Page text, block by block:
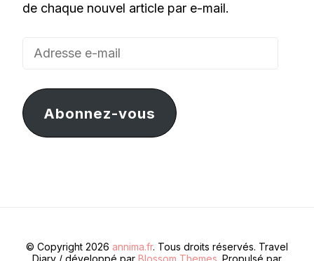
de chaque nouvel article par e-mail.
Adresse
mail
Abonnez-vous
© Copyright 2026 annima.fr. Tous droits réservés. Travel